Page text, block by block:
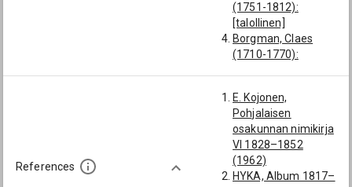
(1751-1812):
[talollinen]
Borgman, Claes
(1710-1770):
(1726-1775):
[talollinen]
Alovius, Jakob
(1720-1810):
[talollinen]
References
E. Kojonen,
Pohjalaisen
osakunnan nimikirja
VI 1828–1852
(1962)
HYKA, Album 1817–